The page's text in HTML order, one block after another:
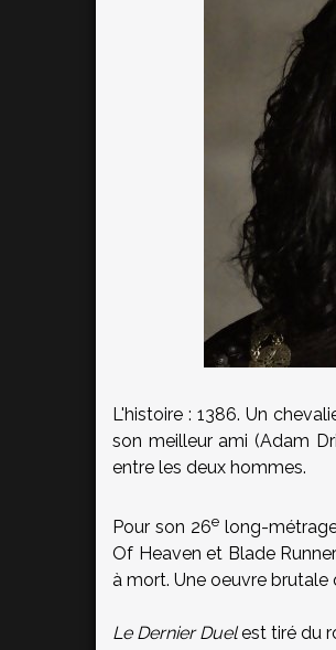
L'histoire : 1386. Un
son meilleur ami (Adam
entre les deux hommes.
Pour son 26e long-
Of Heaven et Blade
à mort. Une oeuvre brutale
Le Dernier Duelest tiré du